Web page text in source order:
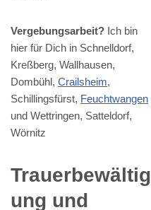
Vergebungsarbeit? Ich bin
hier für Dich in Schnelldorf,
Kreßberg, Wallhausen,
Dombühl, Crailsheim,
Schillingsfürst, Feuchtwangen
und Wettringen, Satteldorf,
Wörnitz
Trauerbewältig
ung und